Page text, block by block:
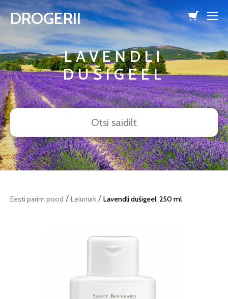
lisati ostukorvi. Vaata ostukorvi
DROGERII
LAVENDLI
DUŠIGEEL
Eesti parim pood / Leiunurk / Lavendli dušigeel, 250 ml